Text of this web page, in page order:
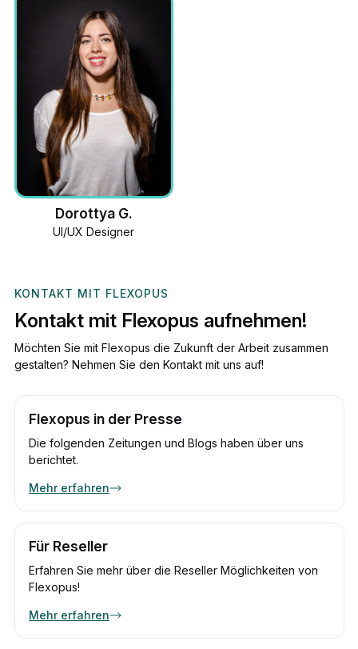
Dorottya G.
UI/UX Designer
KONTAKT MIT FLEXOPUS
Kontakt mit Flexopus aufnehmen!
Möchten Sie mit Flexopus die Zukunft der Arbeit zusammen
gestalten? Nehmen Sie den Kontakt mit uns auf!
Flexopus in der Presse
Die folgenden Zeitungen und Blogs haben über uns
berichtet.
Mehr erfahren
Für Reseller
Erfahren Sie mehr über die Reseller Möglichkeiten von
Flexopus!
Mehr erfahren